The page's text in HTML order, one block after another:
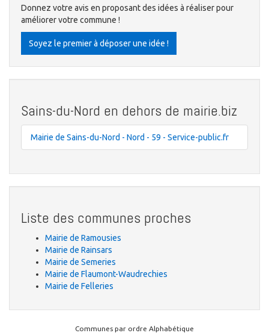
Donnez votre avis en proposant des idées à réaliser pour
améliorer votre commune !
Soyez le premier à déposer une idée !
Sains-du-Nord en dehors de mairie.biz
Mairie de Sains-du-Nord - Nord - 59 - Service-public.fr
Liste des communes proches
Mairie de Ramousies
Mairie de Rainsars
Mairie de Semeries
Mairie de Flaumont-Waudrechies
Mairie de Felleries
Communes par ordre Alphabétique